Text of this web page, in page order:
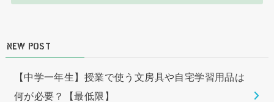
NEW POST
【中学一年生】授業で使う文房具や自宅学習用品は
何が必要？【最低限】